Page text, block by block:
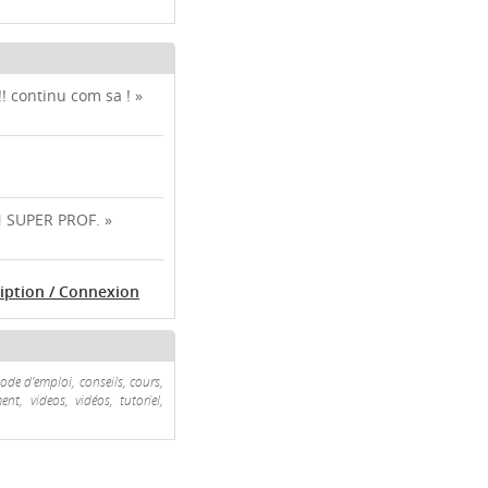
continu com sa ! »
PROF. »
/ Connexion
d'emploi, conseils, cours,
videos, vidéos, tutoriel,